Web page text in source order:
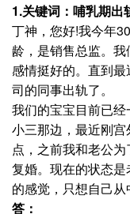
1.关键词：哺乳期出
丁神，您好!我今年
龄，是销售总监。
感情挺好的。直到
司的同事出轨了。
我们的宝宝目前已经
小三那边，最近刚
点，之前我和老公
复婚。现在的状态
的感觉，只想自己从
答：